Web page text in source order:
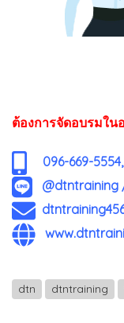
ต้องการจัดอบรมใ
096-669-5554,
@dtntraining
dtn dtntraining